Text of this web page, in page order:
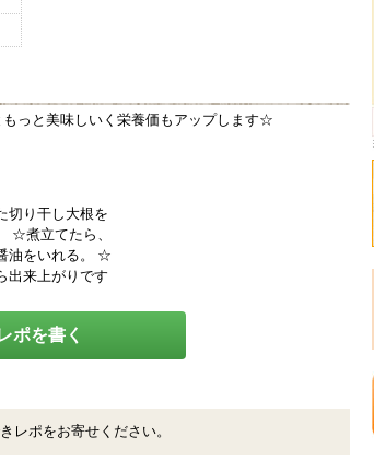
っと美味しいく栄養価もアップします☆
切り干し大根を
☆煮立てたら、
油をいれる。 ☆
出来上がりです
ポを書く
レポをお寄せください。